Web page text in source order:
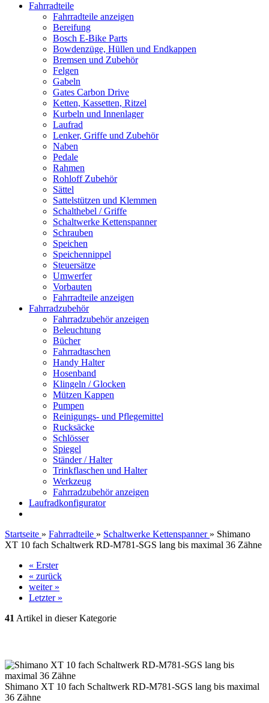
Fahrradteile
Fahrradteile anzeigen
Bereifung
Bosch E-Bike Parts
Bowdenzüge, Hüllen und Endkappen
Bremsen und Zubehör
Felgen
Gabeln
Gates Carbon Drive
Ketten, Kassetten, Ritzel
Kurbeln und Innenlager
Laufrad
Lenker, Griffe und Zubehör
Naben
Pedale
Rahmen
Rohloff Zubehör
Sättel
Sattelstützen und Klemmen
Schalthebel / Griffe
Schaltwerke Kettenspanner
Schrauben
Speichen
Speichennippel
Steuersätze
Umwerfer
Vorbauten
Fahrradteile anzeigen
Fahrradzubehör
Fahrradzubehör anzeigen
Beleuchtung
Bücher
Fahrradtaschen
Handy Halter
Hosenband
Klingeln / Glocken
Mützen Kappen
Pumpen
Reinigungs- und Pflegemittel
Rucksäcke
Schlösser
Spiegel
Ständer / Halter
Trinkflaschen und Halter
Werkzeug
Fahrradzubehör anzeigen
Laufradkonfigurator
Startseite » Fahrradteile » Schaltwerke Kettenspanner » Shimano
XT 10 fach Schaltwerk RD-M781-SGS lang bis maximal 36 Zähne
« Erster
« zurück
weiter »
Letzter »
41 Artikel in dieser Kategorie
Shimano XT 10 fach Schaltwerk RD-M781-SGS lang bis maximal
36 Zähne